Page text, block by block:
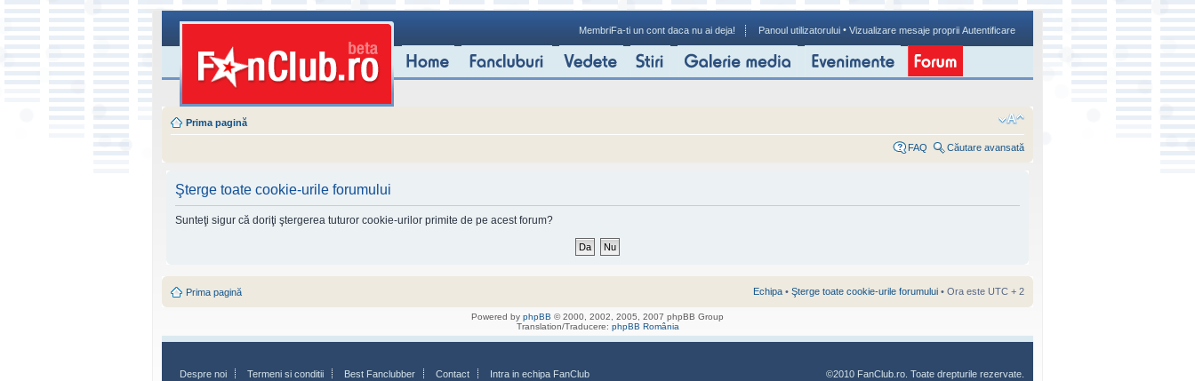
MembriFa-ti un cont daca nu ai deja! Panoul utilizatorului • Vizualizare mesaje proprii Autentificare
Prima pagină
FAQ Căutare avansată
Şterge toate cookie-urile forumului
Sunteţi sigur că doriţi ştergerea tuturor cookie-urilor primite de pe acest forum?
Prima pagină Echipa • Şterge toate cookie-urile forumului • Ora este UTC + 2
Powered by phpBB © 2000, 2002, 2005, 2007 phpBB Group
Translation/Traducere: phpBB România
Despre noi Termeni si conditii Best Fanclubber Contact Intra in echipa FanClub ©2010 FanClub.ro. Toate drepturile rezervate.